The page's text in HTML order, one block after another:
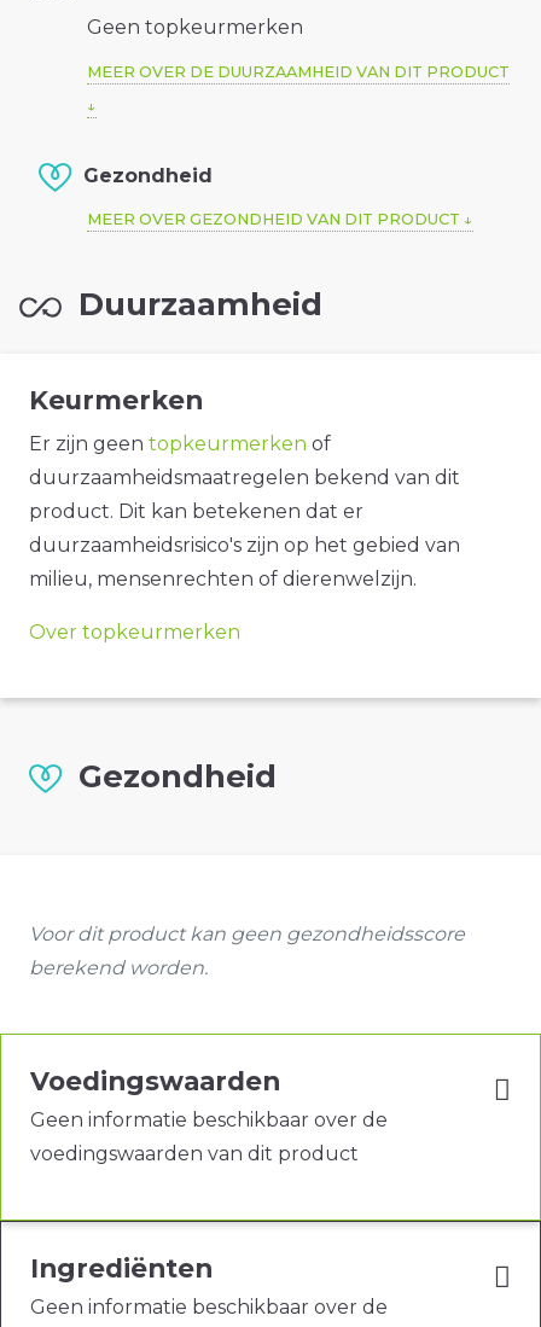
Geen topkeurmerken
MEER OVER DE DUURZAAMHEID VAN DIT PRODUCT
Gezondheid
MEER OVER GEZONDHEID VAN DIT PRODUCT
Duurzaamheid
Keurmerken
Er zijn geen topkeurmerken of
duurzaamheidsmaatregelen bekend van dit
product. Dit kan betekenen dat er
duurzaamheidsrisico's zijn op het gebied van
milieu, mensenrechten of dierenwelzijn.
Over topkeurmerken
Gezondheid
Voor dit product kan geen gezondheidsscore
berekend worden.
Voedingswaarden
Geen informatie beschikbaar over de
voedingswaarden van dit product
Ingrediënten
Geen informatie beschikbaar over de